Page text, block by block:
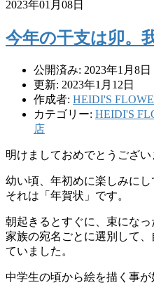
2023年01月08日
今年の干支は卯。
公開済み: 2023年1月8日
更新: 2023年1月12日
作成者: HEIDI'S
カテゴリー: HEIDI'S
店
明けましておめでとうござい
幼い頃、年初めに楽しみにし
それは「年賀状」です。
朝起きるとすぐに、束になっ
家族の宛名ごとに選別して
ていました。
中学生の頃から絵を描く事が